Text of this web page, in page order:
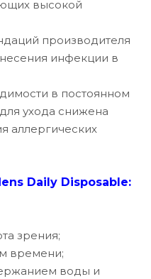
высокой
производителя
инфекции в
в постоянном
ухода снижена
аллергических
Daily Disposable:
зрения;
времени;
воды и